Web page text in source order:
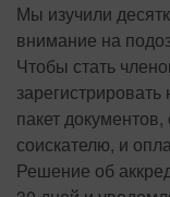
Мы изучили
внимание на
Чтобы стать
пакет
соискателю, и
Решение об